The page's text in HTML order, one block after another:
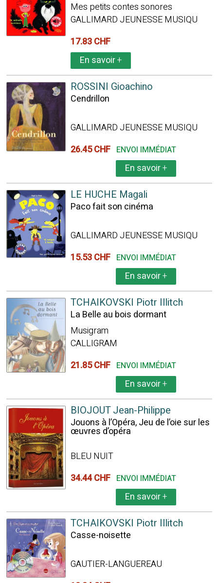
Mes petits contes sonores
GALLIMARD JEUNESSE MUSIQU
17.83 CHF
En savoir+
ROSSINI Gioachino
Cendrillon
GALLIMARD JEUNESSE MUSIQU
26.45 CHF ENVOI IMMÉDIAT
En savoir+
LE HUCHE Magali
Paco fait son cinéma
GALLIMARD JEUNESSE MUSIQU
15.53 CHF ENVOI IMMÉDIAT
En savoir+
TCHAIKOVSKI Piotr Illitch
La Belle au bois dormant
Musigram
CALLIGRAM
21.85 CHF ENVOI IMMÉDIAT
En savoir+
BIOJOUT Jean-Philippe
Jouons à l’Opéra, Jeu de l’oie sur les
œuvres d’opéra
BLEU NUIT
34.44 CHF ENVOI IMMÉDIAT
En savoir+
TCHAIKOVSKI Piotr Illitch
Casse-noisette
GAUTIER-LANGUEREAU